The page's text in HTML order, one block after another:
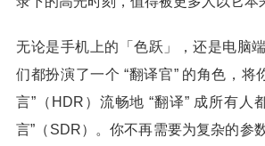
无论是手机上的「色跃」，还是电脑
们都扮演了一个 “翻译官” 的角色，将
言”（HDR）流畅地 “翻译” 成所有人
言”（SDR）。你不再需要为复杂的参